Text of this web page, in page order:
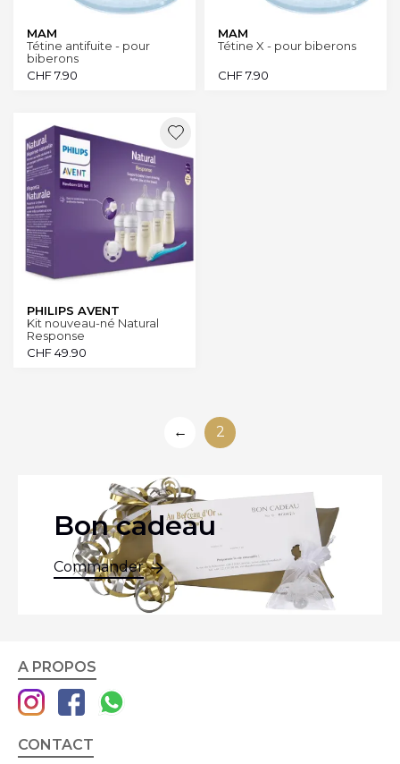
MAM
Tétine antifuite - pour
biberons
CHF7.90
MAM
Tétine X - pour biberons
CHF7.90
PHILIPS AVENT
Kit nouveau-né Natural
Response
CHF49.90
← 2
Bon cadeau
Commander
A PROPOS
CONTACT